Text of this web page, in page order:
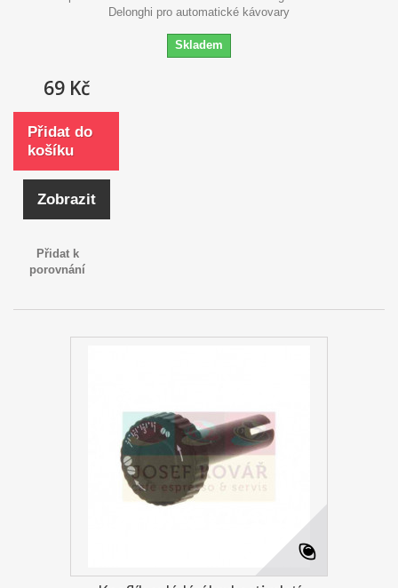
Delonghi pro automatické kávovary
Skladem
69 Kč
Přidat do
košíku
Zobrazit
Přidat k
porovnání